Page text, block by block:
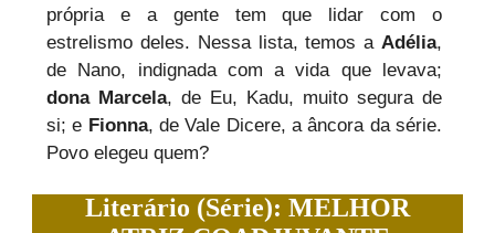
própria e a gente tem que lidar com o
estrelismo deles. Nessa lista, temos a Adélia,
de Nano, indignada com a vida que levava;
dona Marcela, de Eu, Kadu, muito segura de
si; e Fionna, de Vale Dicere, a âncora da série.
Povo elegeu quem?
Literário (Série): MELHOR